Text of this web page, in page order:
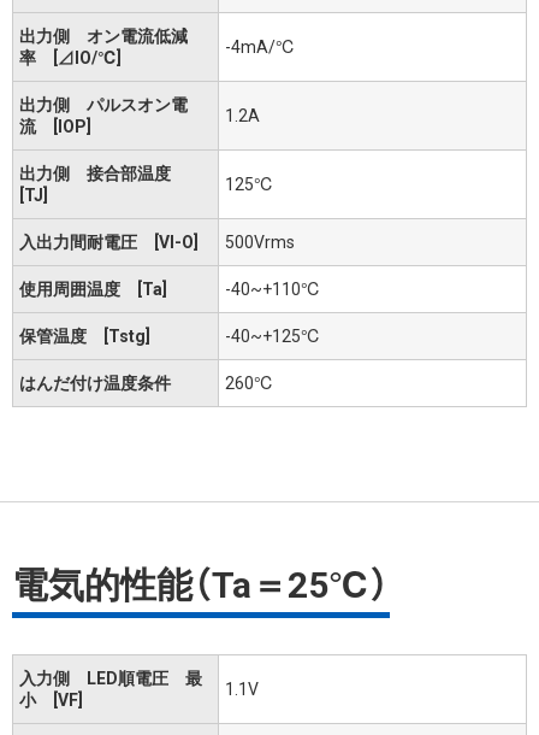
出力側 オン電流低減
率 [⊿IO/℃]
-4mA/℃
出力側 パルスオン電
流 [IOP]
1.2A
出力側 接合部温度
[TJ]
125℃
入出力間耐電圧 [VI-O] 500Vrms
使用周囲温度 [Ta] -40~+110℃
保管温度 [Tstg] -40~+125℃
はんだ付け温度条件 260℃
電気的性能（Ta＝25℃）
入力側 LED順電圧 最
小 [VF]
1.1V